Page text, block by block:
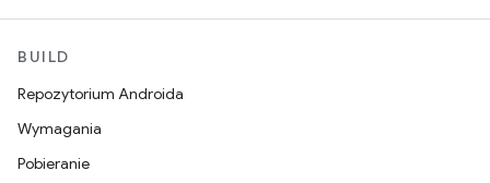
BUILD
Repozytorium Androida
Wymagania
Pobieranie